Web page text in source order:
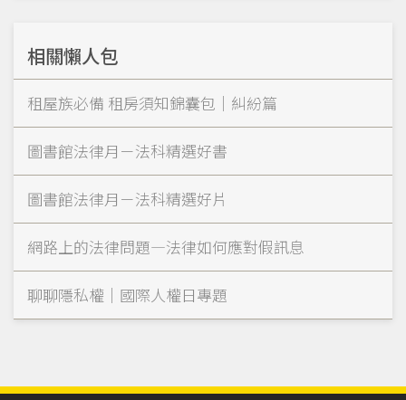
相關懶人包
租屋族必備 租房須知錦囊包｜糾紛篇
圖書館法律月－法科精選好書
圖書館法律月－法科精選好片
網路上的法律問題—法律如何應對假訊息
聊聊隱私權｜國際人權日專題